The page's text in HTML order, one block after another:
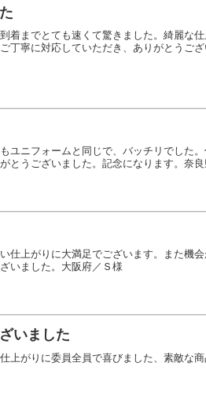
までとても速くて驚きました。綺麗な仕
寧に対応していただき、ありがとうござ
ユニフォームと同じで、バッチリでした
とうございました。記念になります。奈
仕上がりに大満足でございます。また機会
いました。大阪府／Ｓ様
いました
上がりに委員全員で喜びました、素敵な商